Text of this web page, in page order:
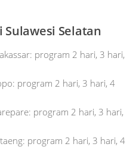
Sulawesi Selatan
program 2 hari, 3 hari,
program 2 hari, 3 hari, 4
program 2 hari, 3 hari,
program 2 hari, 3 hari, 4